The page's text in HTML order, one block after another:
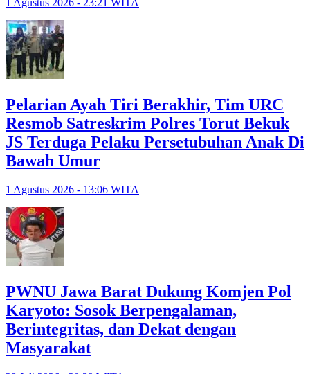
Pelarian Ayah Tiri Berakhir, Tim URC
Resmob Satreskrim Polres Torut Bekuk
JS Terduga Pelaku Persetubuhan Anak Di
Bawah Umur
1 Agustus 2026 - 13:06 WITA
PWNU Jawa Barat Dukung Komjen Pol
Karyoto: Sosok Berpengalaman,
Berintegritas, dan Dekat dengan
Masyarakat